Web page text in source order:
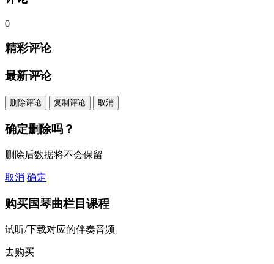
0
精彩评论
最新评论
删除评论 复制评论 取消
确定删除吗？
删除后数据将不会保留
取消 确定
购买国琴曲栏目 课程
试听/下载对应的伴奏音频
去购买